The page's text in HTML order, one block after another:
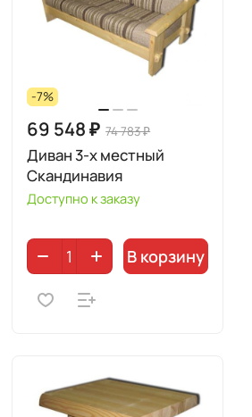
-7%
69 548 ₽ 74 783 ₽
Диван 3-х местный
Скандинавия
Доступно к заказу
В корзину